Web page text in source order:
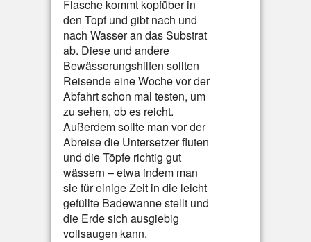
Flasche kommt kopfüber in
den Topf und gibt nach und
nach Wasser an das Substrat
ab. Diese und andere
Bewässerungshilfen sollten
Reisende eine Woche vor der
Abfahrt schon mal testen, um
zu sehen, ob es reicht.
Außerdem sollte man vor der
Abreise die Untersetzer fluten
und die Töpfe richtig gut
wässern – etwa indem man
sie für einige Zeit in die leicht
gefüllte Badewanne stellt und
die Erde sich ausgiebig
vollsaugen kann.